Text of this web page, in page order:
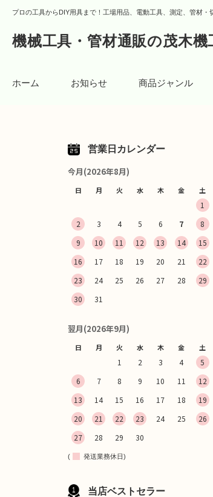
プロの工具からDIY用具まで！工場用品、電動工具、測定、管材
機械工具・管材通販の茂木機
ホーム お知らせ 商品ジャンル
営業日カレンダー
今月(2026年8月)
日 月 火 水 木 金 土
1
2
3 4 5 6 7
8
9
10 11 12 13 14
15
16
17 18 19 20 21
22
23
24 25 26 27 28
29
30
31
翌月(2026年9月)
日 月 火 水 木 金 土
1 2 3 4
5
6
7 8 9 10 11
12
13
14 15 16 17 18
19
20
21 22 23 24 25
26
27
28 29 30
( 発送業務休日)
当店ベストセラー